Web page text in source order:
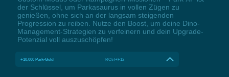
der Schlüssel, um Parkasaurus in vollen Zügen zu
genießen, ohne sich an der langsam steigenden
Progression zu reiben. Nutze den Boost, um deine Dino-
Management-Strategien zu verfeinern und dein Upgrade-
Potenzial voll auszuschöpfen!
+10,000 Park-Geld RCtrl+F12